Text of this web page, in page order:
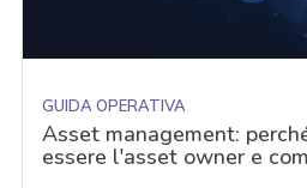
GUIDA OPERATIVA
Asset management:
essere l'asset owner e